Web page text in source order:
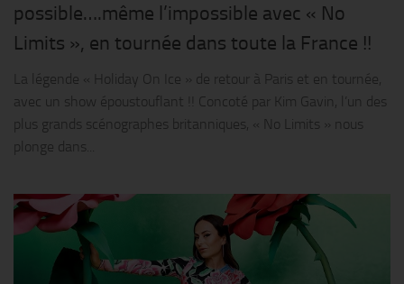
possible….même l’impossible avec « No
Limits », en tournée dans toute la France !!
La légende « Holiday On Ice » de retour à Paris et en tournée,
avec un show époustouflant !! Concoté par Kim Gavin, l’un des
plus grands scénographes britanniques, « No Limits » nous
plonge dans...